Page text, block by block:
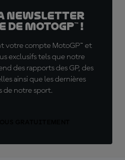
Newsletter
MotoGP™ !
votre compte MotoGP™ et
exclusifs tels que notre
des rapports des GP, des
ainsi que les dernières
de notre sport.